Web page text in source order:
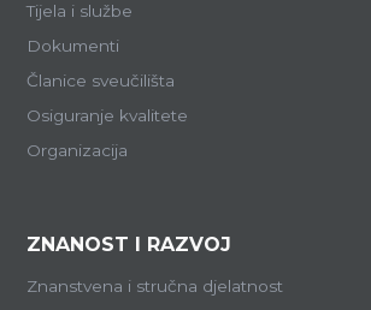
Tijela i službe
Dokumenti
Članice sveučilišta
Osiguranje kvalitete
Organizacija
ZNANOST I RAZVOJ
Znanstvena i stručna djelatnost